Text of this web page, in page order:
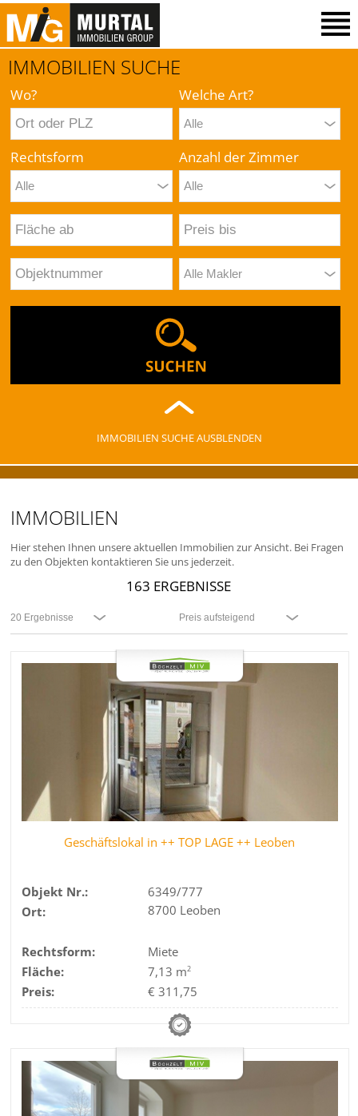
IMMOBILIEN SUCHE
Wo? Welche Art?
Rechtsform Anzahl der Zimmer
IMMOBILIEN SUCHE AUSBLENDEN
IMMOBILIEN
Hier stehen Ihnen unsere aktuellen Immobilien zur Ansicht. Bei Fragen
zu den Objekten kontaktieren Sie uns jederzeit.
163 ERGEBNISSE
Geschäftslokal in ++ TOP LAGE ++ Leoben
Objekt Nr.:
6349/777
Ort:
8700 Leoben
Rechtsform:
Miete
Fläche:
7,13 m2
Preis: € 311,75